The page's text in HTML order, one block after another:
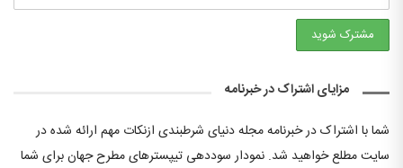
مزایای اشتراک در خبرنامه
شما با اشتراک در خبرنامه مجله دنیای شرطبندی ازنکات مهم ارائه شده در
سایت مطلع خواهید شد. نمودار سوددهی تیپسترهای مطرح جهان برای شما